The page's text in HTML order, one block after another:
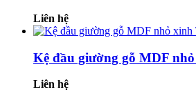
Liên hệ
Kệ đầu giường gỗ MDF
Liên hệ